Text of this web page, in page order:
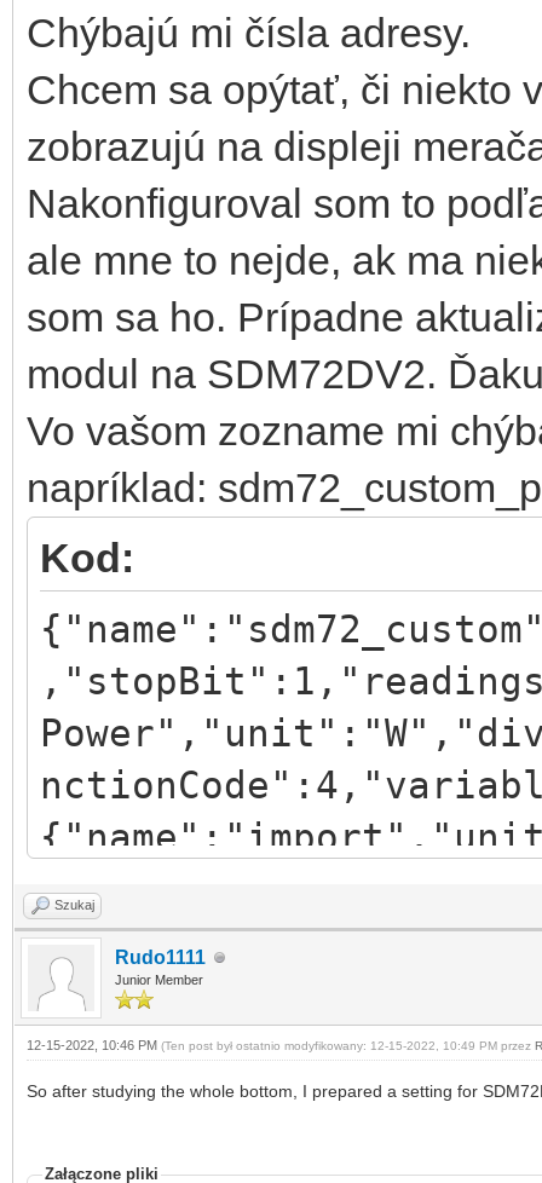
Chýbajú mi čísla adresy.
Chcem sa opýtať, či niekto
zobrazujú na displeji
Nakonfiguroval som to
ale mne to nejde, ak ma
som sa ho. Prípadne
modul na SDM72DV2.
Vo vašom zozname mi
napríklad:
Kod:
{"name":"total
Szukaj
Rudo1111
Junior Member
12-15-2022, 10:46 PM (Ten post był ostatnio modyfikowany: 12-15-2022, 10:49 PM przez
So after studying the whole bottom, I prepared a setting for
Załączone pliki